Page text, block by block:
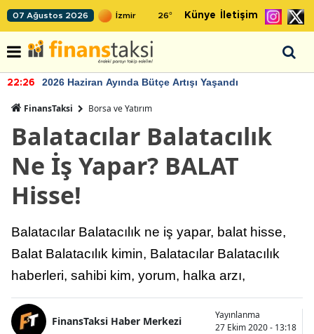
07 Ağustos 2026 26° Künye İletişim
22:26 2026 Haziran Ayında Bütçe Artışı Yaşandı
FinansTaksi Borsa ve Yatırım
Balatacılar Balatacılık
Ne İş Yapar? BALAT
Hisse!
Balatacılar Balatacılık ne iş yapar, balat hisse,
Balat Balatacılık kimin, Balatacılar Balatacılık
haberleri, sahibi kim, yorum, halka arzı,
FinansTaksi Haber Merkezi
Yayınlanma
27 Ekim 2020 - 13:18